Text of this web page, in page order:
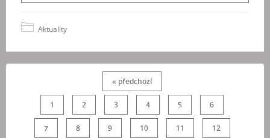
Aktuality
« předchozí
1 2 3 4 5 6
7 8 9 10 11 12